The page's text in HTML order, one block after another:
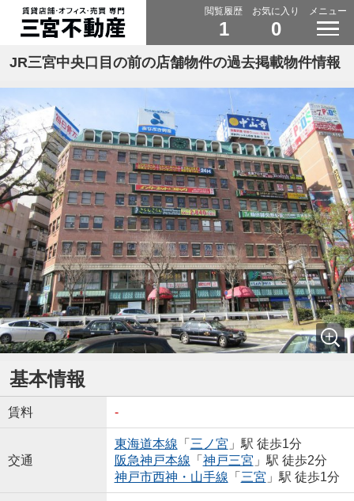
閲覧履歴
1
お気に入り
0
メニュー
JR三宮中央口目の前の店舗物件の過去掲載物件情報
基本情報
賃料 -
交通
東海道本線 「 三ノ宮 」駅 徒歩1分
阪急神戸本線 「 神戸三宮 」駅 徒歩2分
神戸市西神・山手線 「 三宮 」駅 徒歩1分